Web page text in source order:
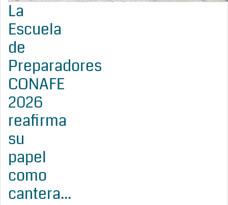
La
Escuela
de
Preparadores
CONAFE
2026
reafirma
su
papel
como
cantera...